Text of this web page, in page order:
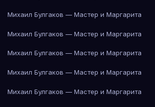
Михаил Булгаков — Мастер и Маргарита
Михаил Булгаков — Мастер и Маргарита
Михаил Булгаков — Мастер и Маргарита
Михаил Булгаков — Мастер и Маргарита
Михаил Булгаков — Мастер и Маргарита